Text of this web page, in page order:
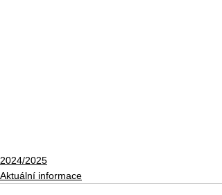
2024/2025
Aktuální informace